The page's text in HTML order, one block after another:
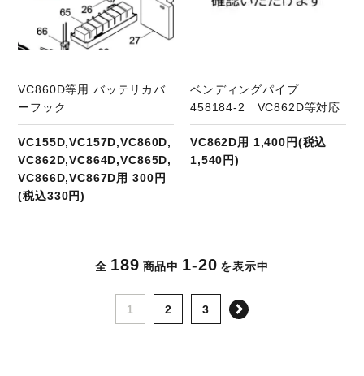
VC860D等用 バッテリカバ
ーフック
VC155D,VC157D,VC860D,
VC862D,VC864D,VC865D,
VC866D,VC867D用 300円
(税込330円)
ベンディングパイプ
458184-2 VC862D等対応
VC862D用 1,400円(税込
1,540円)
全 189 商品中 1-20 を表示中
1 2 3
次へ